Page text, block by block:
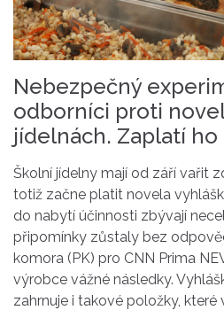
Nebezpečný
odborníci proti
jídelnách. Zaplatí
Školní jídelny mají od září vařit
totiž začne platit novela
do nabytí účinnosti zbývají
připomínky zůstaly bez
komora (PK) pro CNN Prima
výrobce vážné následky.
zahrnuje i takové položky, které